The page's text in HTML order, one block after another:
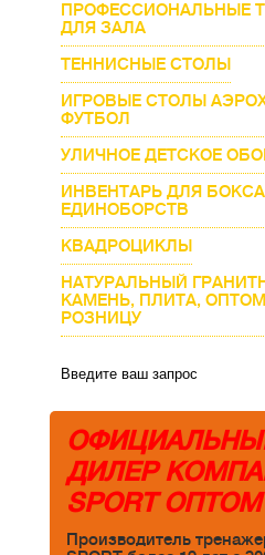
ПРОФЕССИОНАЛЬНЫЕ
ДЛЯ ЗАЛА
ТЕННИСНЫЕ СТОЛЫ
ИГРОВЫЕ СТОЛЫ
ФУТБОЛ
УЛИЧНОЕ ДЕТСКОЕ
ИНВЕНТАРЬ ДЛЯ БОКСА
ЕДИНОБОРСТВ
КВАДРОЦИКЛЫ
НАТУРАЛЬНЫЙ
КАМЕНЬ, ПЛИТА,
РОЗНИЦУ
ДИЛЕР
SPORT ОПТОМ
Производитель